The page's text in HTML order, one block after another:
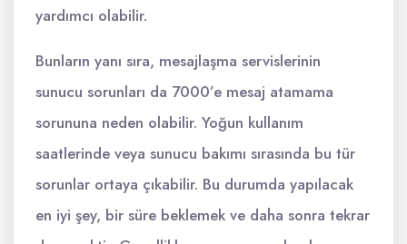
yardımcı olabilir.
Bunların yanı sıra, mesajlaşma servislerinin
sunucu sorunları da 7000’e mesaj atamama
sorununa neden olabilir. Yoğun kullanım
saatlerinde veya sunucu bakımı sırasında bu tür
sorunlar ortaya çıkabilir. Bu durumda yapılacak
en iyi şey, bir süre beklemek ve daha sonra tekrar